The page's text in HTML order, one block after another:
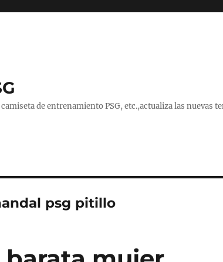
de entrenamiento PSG, etc.,actualiza las nuevas
psg pitillo